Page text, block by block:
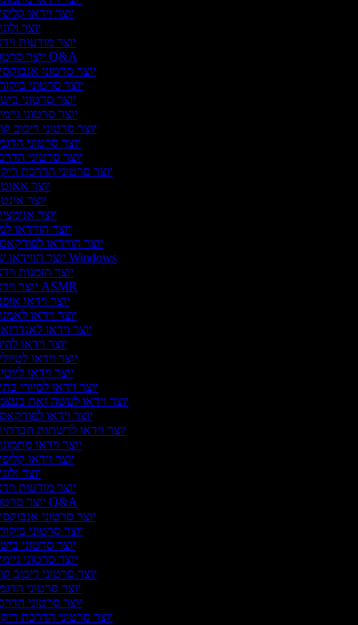
יוצר וידאו
יוצר
יוצר מודעות
יוצר סרטוני Q&A
יוצר סרטוני
יוצר סרטוני
יוצר סרטוני
יוצר סרטוני
יוצר סרטוני דיבוב
יוצר סרטוני
יוצר סרטוני
יוצר סרטוני הדרכת
יוצר
יוצר
יוצר
יוצר הווידאו
יוצר הווידאו
יוצר הווידאו של Windows
יוצר הזמנות
יוצר וידאו ASMR
יוצר וידאו
יוצר וידאו
יוצר וידאו
יוצר וידאו
יוצר וידאו
יוצר וידאו
יוצר וידאו לסיורי
יוצר וידאו לעשה זאת
יוצר וידאו
יוצר וידאו לרשתות
יוצר וידאו
יוצר וידאו
יוצר
יוצר מודעות
יוצר סרטוני Q&A
יוצר סרטוני
יוצר סרטוני
יוצר סרטוני
יוצר סרטוני
יוצר סרטוני דיבוב
יוצר סרטוני
יוצר סרטוני
יוצר סרטוני הדרכת